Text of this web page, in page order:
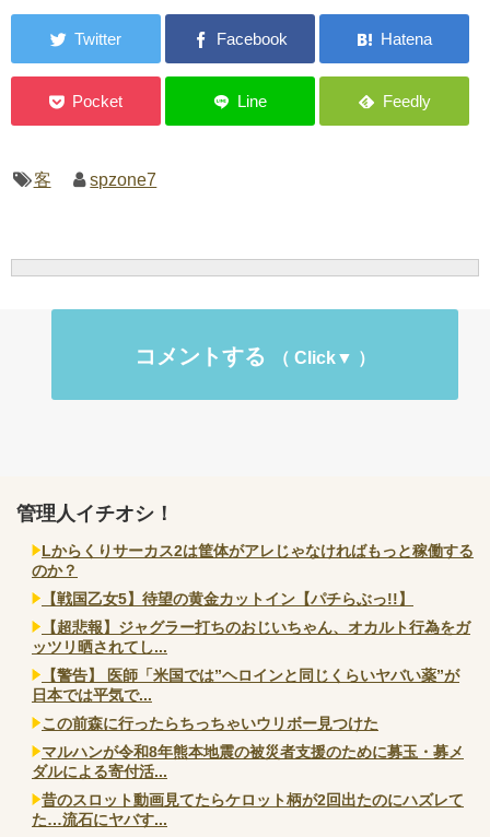
客 spzone7
コメントする
管理人イチオシ！
Lからくりサーカス2は筐体がアレじゃなければもっと稼働する
のか？
【戦国乙女5】待望の黄金カットイン【パチらぶっ!!】
【超悲報】ジャグラー打ちのおじいちゃん、オカルト行為をガ
ッツリ晒されてし...
【警告】 医師「米国では”ヘロインと同じくらいヤバい薬”が
日本では平気で...
この前森に行ったらちっちゃいウリボー見つけた
マルハンが令和8年熊本地震の被災者支援のために募玉・募メ
ダルによる寄付活...
昔のスロット動画見てたらケロット柄が2回出たのにハズレて
た…流石にヤバす...